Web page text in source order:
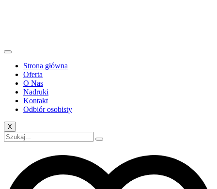
Strona główna
Oferta
O Nas
Nadruki
Kontakt
Odbiór osobisty
X